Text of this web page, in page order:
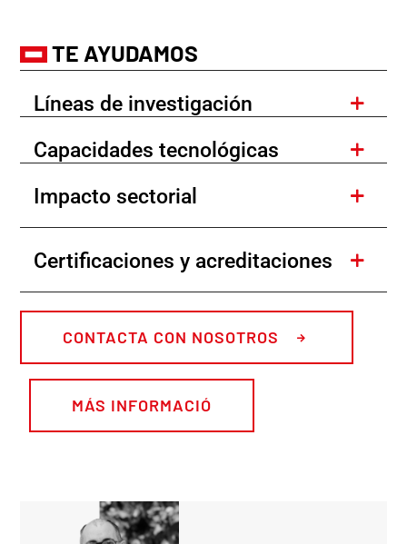
TE AYUDAMOS
Líneas de investigación
Capacidades tecnológicas
Impacto sectorial
Certificaciones y acreditaciones
CONTACTA CON NOSOTROS
MÁS INFORMACIÓ